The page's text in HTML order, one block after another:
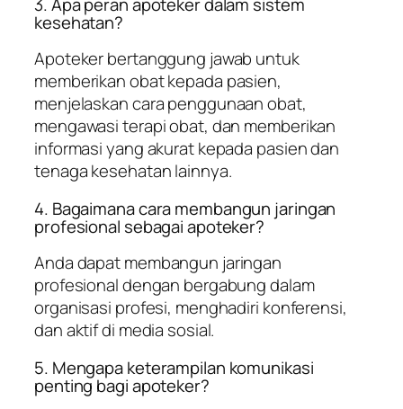
kesehatan?
Apoteker bertanggung jawab untuk
memberikan obat kepada pasien,
menjelaskan cara penggunaan obat,
mengawasi terapi obat, dan memberikan
informasi yang akurat kepada pasien dan
tenaga kesehatan lainnya.
4. Bagaimana cara membangun jaringan
profesional sebagai apoteker?
Anda dapat membangun jaringan
profesional dengan bergabung dalam
organisasi profesi, menghadiri konferensi,
dan aktif di media sosial.
5. Mengapa keterampilan komunikasi
penting bagi apoteker?